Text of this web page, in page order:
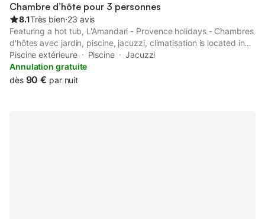
Chambre d’hôte pour 3 personnes
8.1Très bien⋅23 avis
Featuring a hot tub, L'Amandari - Provence holidays - Chambres
d'hôtes avec jardin, piscine, jacuzzi, climatisation is located in
Plan-de-la-Tour. This bed and breakfast features a pool with a
view, a garden and free private parking.
Piscine extérieure Piscine
Jacuzzi
Annulation gratuite
dès 90 € par nuit